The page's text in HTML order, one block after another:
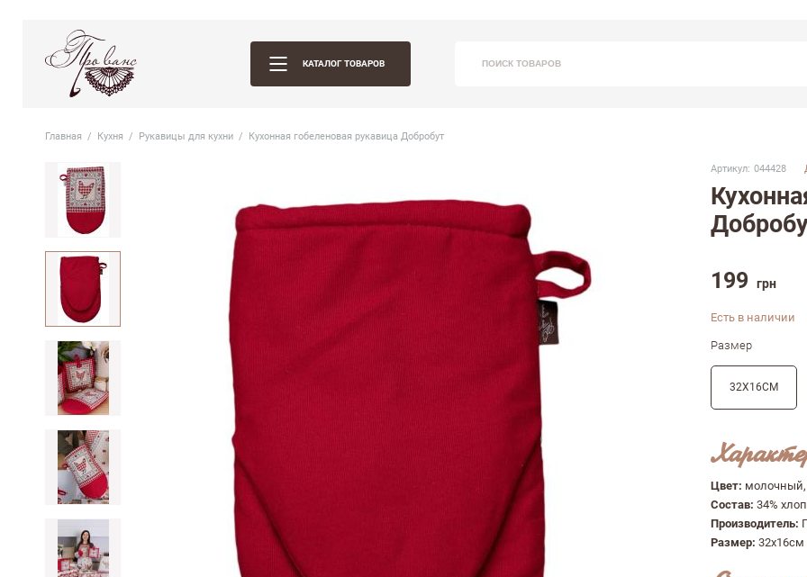
КАТАЛОГ ТОВАРОВ ПОИСК ТОВАРОВ
Главная Кухня Рукавицы для кухни Кухонная гобеленовая рукавица Добробут
Артикул: 044428
199 грн
Есть в наличии
Размер
32Х16СМ
Цвет:
Состав:34%
Производитель:
Размер:32х16см